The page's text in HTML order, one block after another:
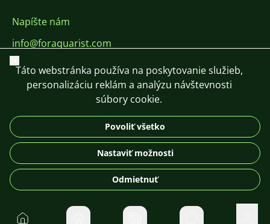
Napíšte nám
info@foraquarist.com
+420 603 449 602
DE
© 2026 For Aquarist
Zavrieť
Táto webstránka používa na poskytovanie služieb,
personalizáciu reklám a analýzu návštevnosti
súbory cookie.
Povoliť všetko
Nastaviť možnosti
Odmietnuť